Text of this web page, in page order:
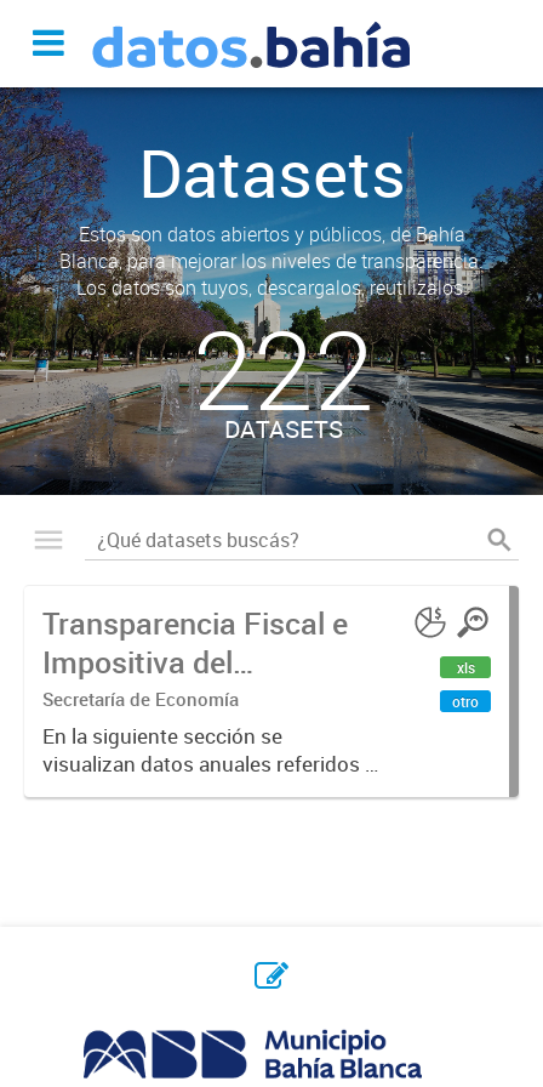
Datasets
Estos son datos abiertos y públicos, de Bahía
Blanca, para mejorar los niveles de transparencia.
Los datos son tuyos, descargalos, reutilizalos.
222
DATASETS
Transparencia Fiscal e
Impositiva del
Municipio. Año 2023
Secretaría de Economía
En la siguiente sección se
visualizan datos anuales referidos a
la transparencia fiscal e impositiva
xls
otro